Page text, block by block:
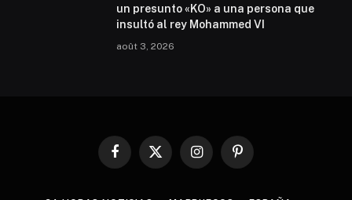
un presunto «KO» a una persona que
insultó al rey Mohammed VI
août 3, 2026
Facebook
X
InstagramPinterest